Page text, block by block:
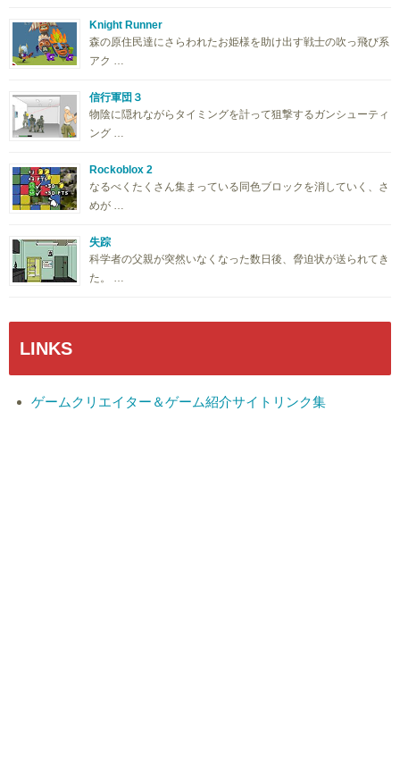
Knight Runner
森の原住民達にさらわれたお姫様を助け出す戦士の吹っ飛び系
アク …
信行軍団３
物陰に隠れながらタイミングを計って狙撃するガンシューティ
ング …
Rockoblox 2
なるべくたくさん集まっている同色ブロックを消していく、さ
めが …
失踪
科学者の父親が突然いなくなった数日後、脅迫状が送られてき
た。 …
LINKS
ゲームクリエイター＆ゲーム紹介サイトリンク集